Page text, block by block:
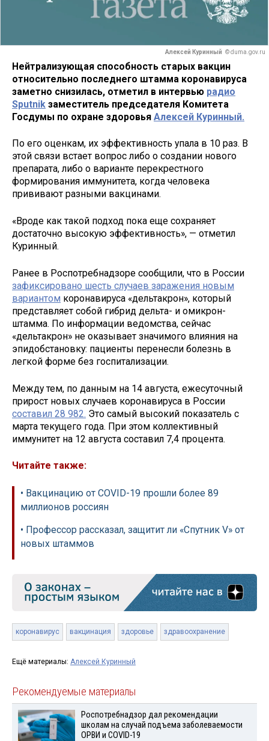
Алексей Куринный © duma.gov.ru
Нейтрализующая способность старых вакцин
относительно последнего штамма коронавируса
заметно снизилась, отметил в интервью радио
Sputnik заместитель председателя Комитета
Госдумы по охране здоровья Алексей Куринный.
По его оценкам, их эффективность упала в 10 раз. В
этой связи встает вопрос либо о создании нового
препарата, либо о варианте перекрестного
формирования иммунитета, когда человека
прививают разными вакцинами.
«Вроде как такой подход пока еще сохраняет
достаточно высокую эффективность», — отметил
Куринный.
Ранее в Роспотребнадзоре сообщили, что в России
зафиксировано шесть случаев заражения новым
вариантом коронавируса «дельтакрон», который
представляет собой гибрид дельта- и омикрон-
штамма. По информации ведомства, сейчас
«дельтакрон» не оказывает значимого влияния на
эпидобстановку: пациенты перенесли болезнь в
легкой форме без госпитализации.
Между тем, по данным на 14 августа, ежесуточный
прирост новых случаев коронавируса в России
составил 28 982. Это самый высокий показатель с
марта текущего года. При этом коллективный
иммунитет на 12 августа составил 7,4 процента.
Читайте также:
• Вакцинацию от COVID-19 прошли более 89
миллионов россиян
• Профессор рассказал, защитит ли «Спутник V» от
новых штаммов
коронавирус вакцинация здоровье здравоохранение
Ещё материалы: Алексей Куринный
Рекомендуемые материалы
Роспотребнадзор дал рекомендации
школам на случай подъема заболеваемости
ОРВИ и COVID-19